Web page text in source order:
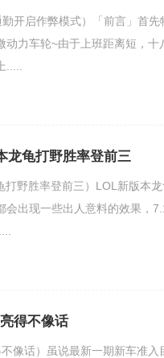
开启作弊模式）「前言」首
力车轮~由于上班距离短，十
龙龟打野胜率登前三
野胜率登前三）LOL新版本
出现一些出人意料的效果，
得不像话
像话）虽说最新一期新车准